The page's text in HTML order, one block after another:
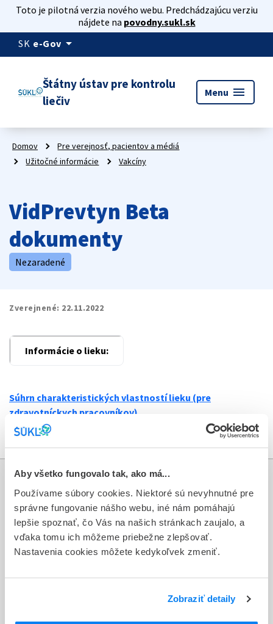
Aby všetko fungovalo tak, ako má...
Používame súbory cookies. Niektoré sú nevyhnutné pre
správne fungovanie nášho webu, iné nám pomáhajú
lepšie spoznať, čo Vás na našich stránkach zaujalo, a
vďaka tomu ich môžeme priebežne zlepšovať.
Nastavenia cookies môžete kedykoľvek zmeniť.
Zobraziť detaily
Toto je pilotná verzia nového webu. Predchádzajúcu verziu
nájdete na povodny.sukl.sk
SK e-Gov arrow_drop_down
Štátny ústav pre kontrolu
liečiv
Menu menu
Domov
Pre verejnosť, pacientov a médiá
Užitočné informácie
Vakcíny
VidPrevtyn Beta
dokumenty
Nezaradené
Zverejnené: 22.11.2022
Informácie o lieku:
Súhrn charakteristických vlastností lieku (pre
zdravotníckych pracovníkov)
Písomná informácia pre používateľa (príbalový leták)
Informácie
Aktuality
Dotazník spokojnosti zákazníka